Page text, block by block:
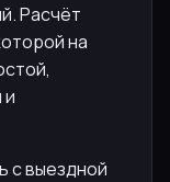
Расчёт
на
и
с выездной